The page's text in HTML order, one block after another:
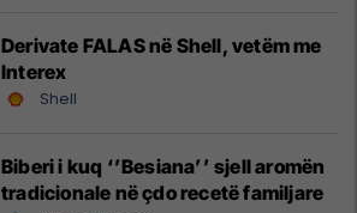
Derivate FALAS në Shell, vetëm me
Interex
Shell
Biberi i kuq ‘’Besiana’’ sjell aromën
tradicionale në çdo recetë familjare